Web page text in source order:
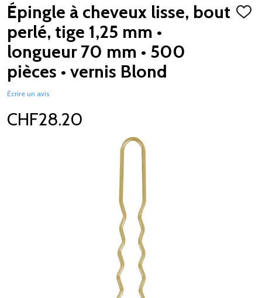
Épingle à cheveux lisse, bout
perlé, tige 1,25 mm •
longueur 70 mm • 500
pièces • vernis Blond
Écrire un avis
CHF28.20